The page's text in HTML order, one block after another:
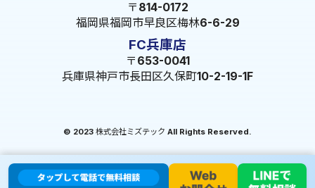
〒814-0172
福岡県福岡市早良区梅林6-6-29
FC兵庫店
〒653-0041
兵庫県神戸市長田区久保町10-2-19-1F
© 2023 株式会社ミズテック All Rights Reserved.